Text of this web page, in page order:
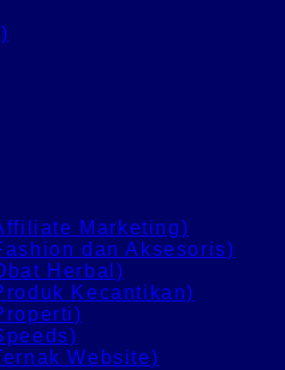
Marketing)
dan Aksesoris)
Herbal)
Kecantikan)
Website)